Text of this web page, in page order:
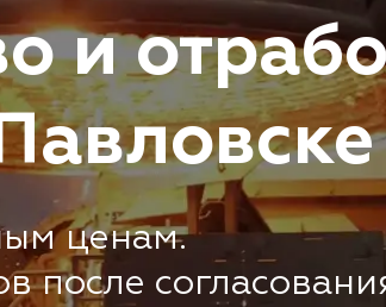
и
ценам.
после